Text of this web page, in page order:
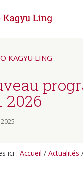
KAGYU LING
2026
ici :Accueil /Actualités /